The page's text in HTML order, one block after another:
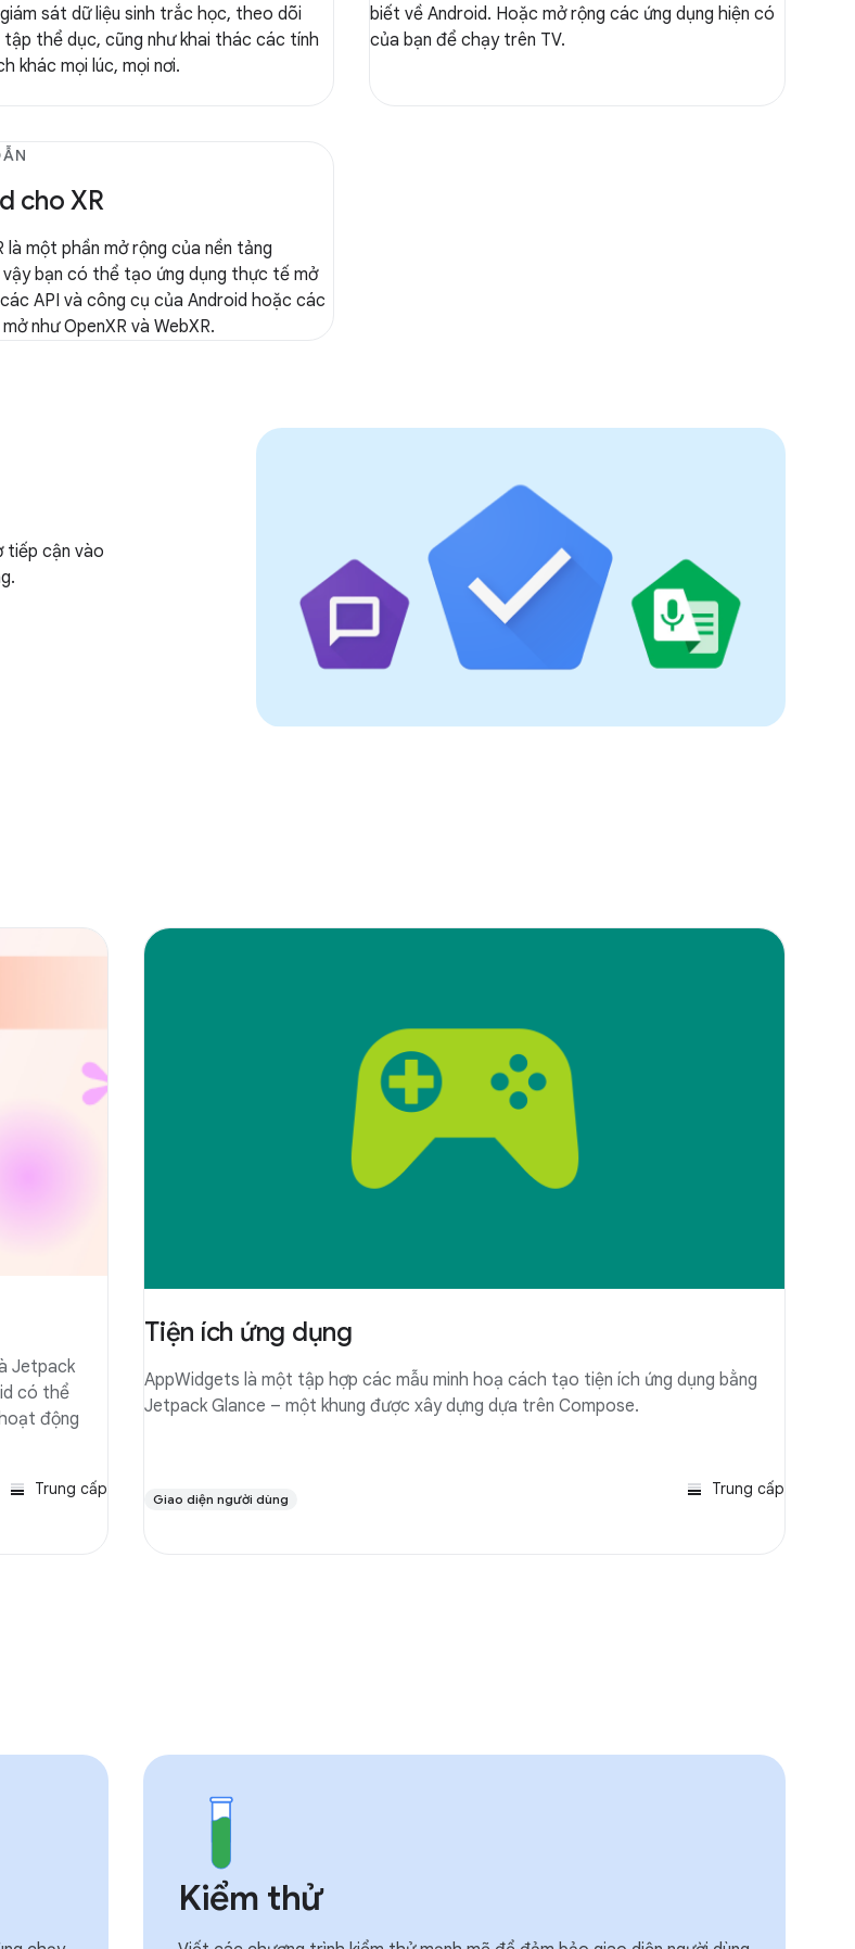
sát dữ liệu sinh trắc học, theo dõi
thể dục, cũng như khai thác các tính
khác mọi lúc, mọi nơi.
biết về Android. Hoặc mở rộng các ứng dụng hiện có
của bạn để chạy trên TV.
cho XR
là một phần mở rộng của nền tảng
vậy bạn có thể tạo ứng dụng thực tế mở
API và công cụ của Android hoặc các
như OpenXR và WebXR.
tiếp cận vào
Jetpack
có thể
động
Trung cấp
Tiện ích ứng dụng
AppWidgets là một tập hợp các mẫu minh hoạ cách tạo tiện ích ứng dụng bằng
Jetpack Glance – một khung được xây dựng dựa trên Compose.
Giao diện người dùng
Trung cấp
Kiểm thử